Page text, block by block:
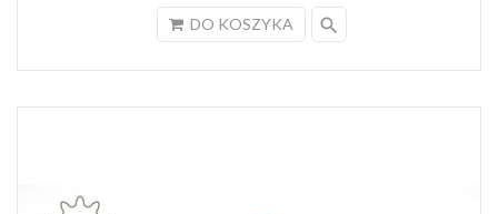
DO KOSZYKA search